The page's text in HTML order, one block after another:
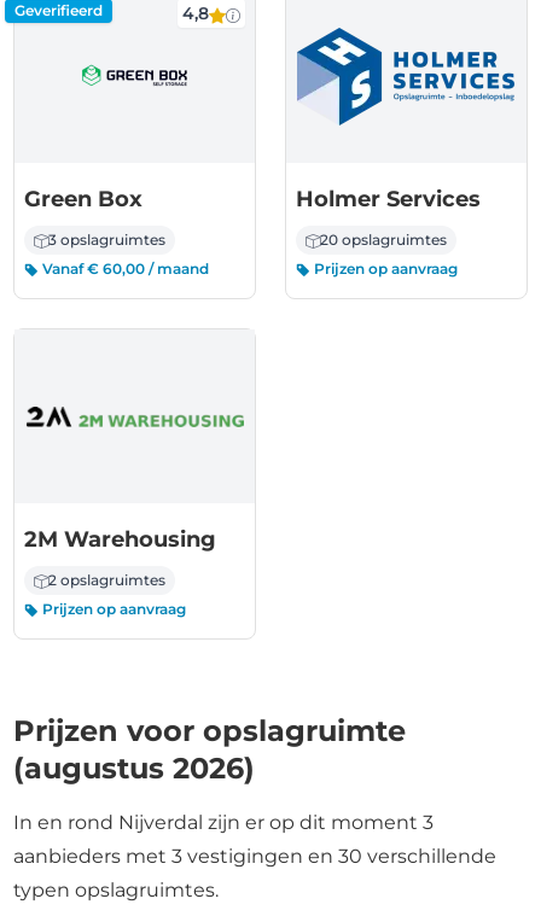
Geverifieerd 4,8
Green Box
3 opslagruimtes
Vanaf € 60,00 / maand
Holmer Services
20 opslagruimtes
Prijzen op aanvraag
2M Warehousing
2 opslagruimtes
Prijzen op aanvraag
Prijzen voor opslagruimte
(augustus 2026)
In en rond Nijverdal zijn er op dit moment 3
aanbieders met 3 vestigingen en 30 verschillende
typen opslagruimtes.